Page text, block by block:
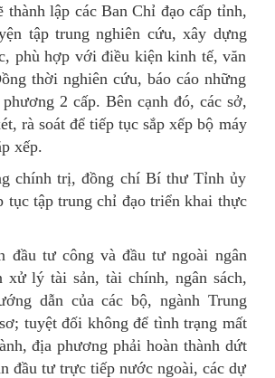
lập các Ban Chỉ đạo cấp tỉnh,
tập trung nghiên cứu, xây dựng
phù hợp với điều kiện kinh tế, văn
thời nghiên cứu, báo cáo những
2 cấp. Bên cạnh đó, các sở,
rà soát để tiếp tục sắp xếp bộ máy
xếp.
chính trị, đồng chí Bí thư Tỉnh ủy
tập trung chỉ đạo triển khai thực
đầu tư công và đầu tư ngoài ngân
xử lý tài sản, tài chính, ngân sách,
dẫn của các bộ, ngành Trung
tuyệt đối không để tình trạng mất
địa phương phải hoàn thành dứt
đầu tư trực tiếp nước ngoài, các dự